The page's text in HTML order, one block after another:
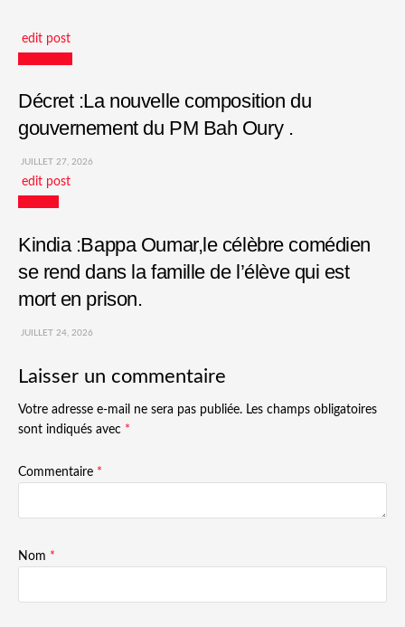
edit post
Décret :La nouvelle composition du
gouvernement du PM Bah Oury .
JUILLET 27, 2026
edit post
Kindia :Bappa Oumar,le célèbre comédien
se rend dans la famille de l’élève qui est
mort en prison.
JUILLET 24, 2026
Laisser un commentaire
Votre adresse e-mail ne sera pas publiée. Les champs obligatoires
sont indiqués avec *
Commentaire *
Nom *